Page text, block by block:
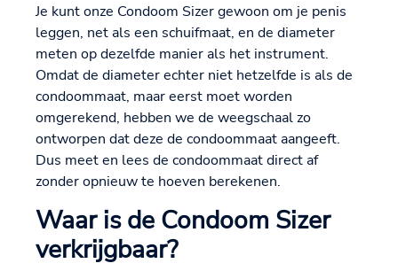
Je kunt onze Condoom Sizer gewoon om je penis
leggen, net als een schuifmaat, en de diameter
meten op dezelfde manier als het instrument.
Omdat de diameter echter niet hetzelfde is als de
condoommaat, maar eerst moet worden
omgerekend, hebben we de weegschaal zo
ontworpen dat deze de condoommaat aangeeft.
Dus meet en lees de condoommaat direct af
zonder opnieuw te hoeven berekenen.
Waar is de Condoom Sizer
verkrijgbaar?